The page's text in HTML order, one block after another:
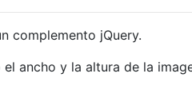
complemento jQuery.
ancho y la altura de la